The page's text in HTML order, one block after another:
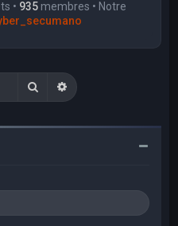
• 935 membres • Notre
RechercherRecherche avancée